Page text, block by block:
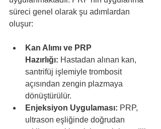
süreci genel olarak şu adımlardan
oluşur:
Kan Alımı ve PRP
Hazırlığı: Hastadan alınan kan,
santrifüj işlemiyle trombosit
açısından zengin plazmaya
dönüştürülür.
Enjeksiyon Uygulaması: PRP,
ultrason eşliğinde doğrudan